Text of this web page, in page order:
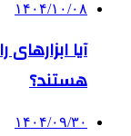
۱۴۰۴/۱۰/۰۸
آیا
هستند؟
۱۴۰۴/۰۹/۳۰